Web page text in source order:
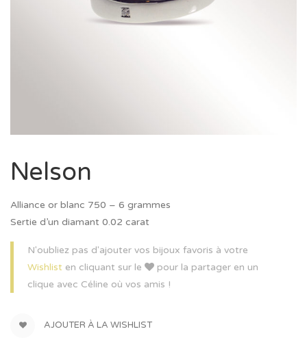
Nelson
Alliance or blanc 750 – 6 grammes
Sertie d’un diamant 0.02 carat
N'oubliez pas d'ajouter vos bijoux favoris à votre
Wishlist en cliquant sur le
pour la partager en un
clique avec Céline où vos amis !
AJOUTER À LA WISHLIST